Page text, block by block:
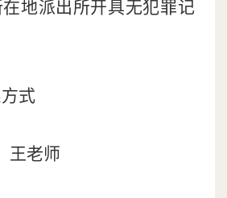
地派出所开具无犯罪记
式
王老师